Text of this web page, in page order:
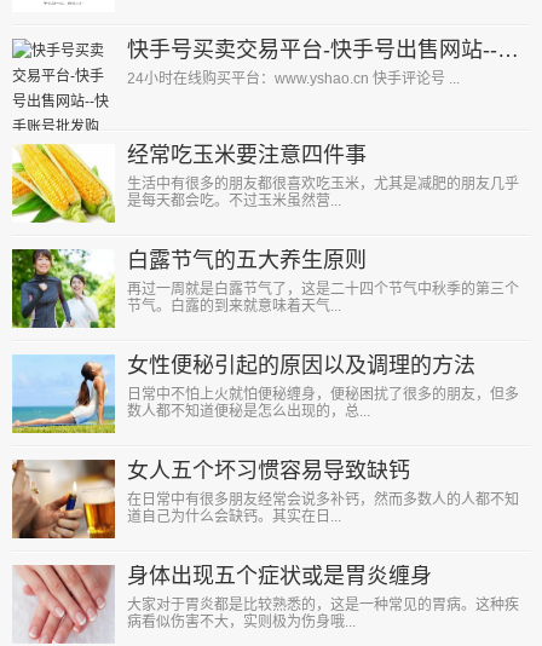
快手号买卖交易平台-快手号出售网站--快手账号批发购买--ks白号批发--快手小号购买平台
24小时在线购买平台：www.yshao.cn 快手评论号 ...
经常吃玉米要注意四件事
生活中有很多的朋友都很喜欢吃玉米，尤其是减肥的朋友几乎
是每天都会吃。不过玉米虽然营...
白露节气的五大养生原则
再过一周就是白露节气了，这是二十四个节气中秋季的第三个
节气。白露的到来就意味着天气...
女性便秘引起的原因以及调理的方法
日常中不怕上火就怕便秘缠身，便秘困扰了很多的朋友，但多
数人都不知道便秘是怎么出现的，总...
女人五个坏习惯容易导致缺钙
在日常中有很多朋友经常会说多补钙，然而多数人的人都不知
道自己为什么会缺钙。其实在日...
身体出现五个症状或是胃炎缠身
大家对于胃炎都是比较熟悉的，这是一种常见的胃病。这种疾
病看似伤害不大，实则极为伤身哦...